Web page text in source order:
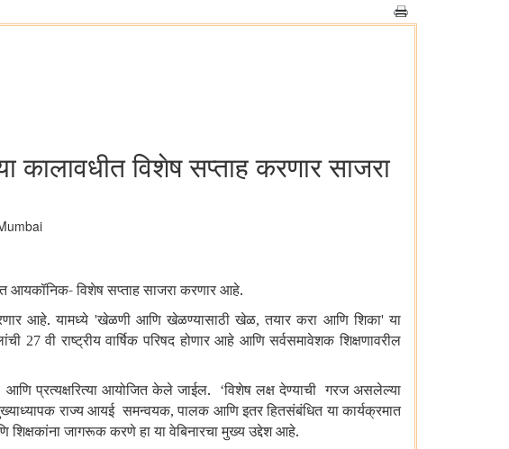
कालावधीत विशेष सप्ताह करणार साजरा
आयकॉनिक- विशेष सप्ताह साजरा करणार आहे.
आहे. यामध्ये 'खेळणी आणि खेळण्‍यासाठी खेळ,तयार करा आणि शिका'या
27वी राष्ट्रीय वार्षिक परिषद होणार आहे आणि सर्वसमावेशक शिक्षणावरील
प्रत्यक्षरित्या आयोजित केले जाईल. ‘विशेष लक्ष देण्‍याची गरज असलेल्या
राज्य आयई समन्वयक,पालक आणि इतर हितसंबंधित या कार्यक्रमात
जागरूक करणे हा या वेबिनारचा मुख्य उद्देश आहे.